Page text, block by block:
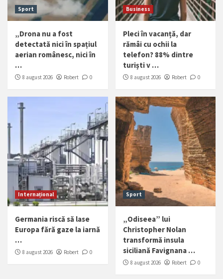
Sport
„Drona nu a fost
detectată nici în spațiul
aerian românesc, nici în
…
8 august 2026 Robert 0
Business
Pleci în vacanță, dar
rămâi cu ochii la
telefon? 88% dintre
turiști v …
8 august 2026 Robert 0
Internațional
Germania riscă să lase
Europa fără gaze la iarnă
…
8 august 2026 Robert 0
Sport
„Odiseea” lui
Christopher Nolan
transformă insula
siciliană Favignana …
8 august 2026 Robert 0